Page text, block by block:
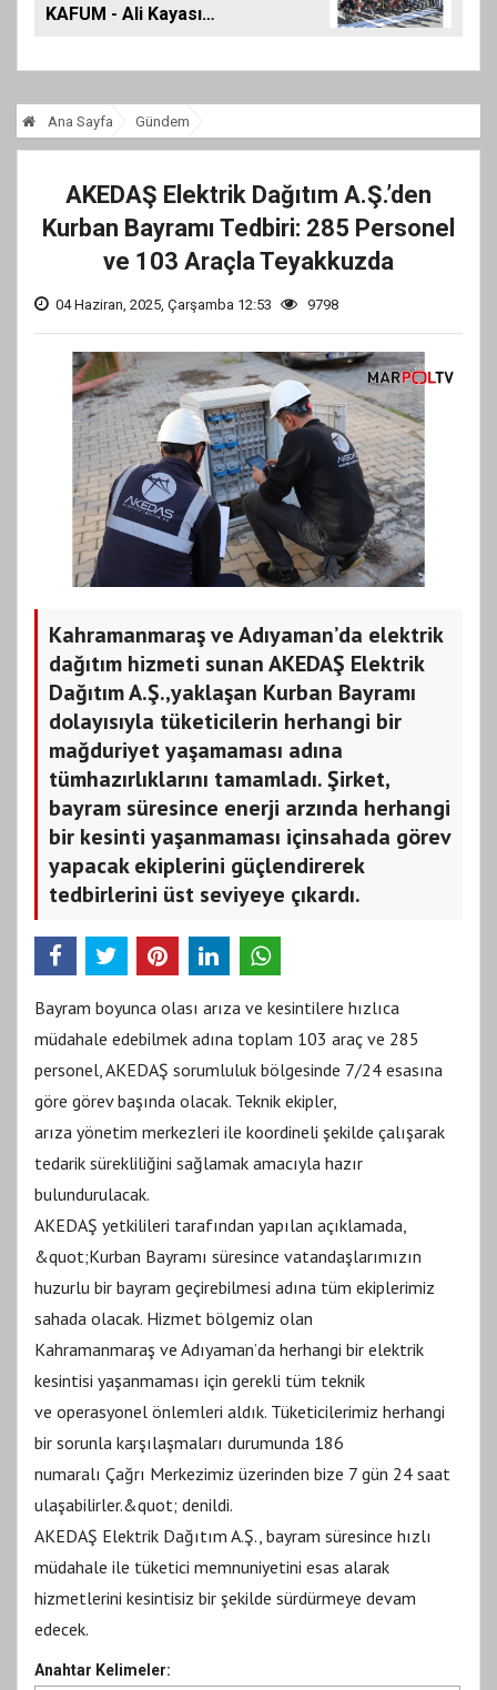
KAFUM - Ali Kayası
Ana Sayfa Gündem
AKEDAŞ Elektrik Dağıtım A.Ş.’den
Kurban Bayramı Tedbiri: 285 Personel
ve 103 Araçla Teyakkuzda
04 Haziran, 2025, Çarşamba 12:53 9798
Kahramanmaraş ve Adıyaman’da elektrik
dağıtım hizmeti sunan AKEDAŞ Elektrik
Dağıtım A.Ş.,yaklaşan Kurban Bayramı
dolayısıyla tüketicilerin herhangi bir
mağduriyet yaşamaması adına
tümhazırlıklarını tamamladı. Şirket,
bayram süresince enerji arzında herhangi
bir kesinti yaşanmaması içinsahada görev
yapacak ekiplerini güçlendirerek
tedbirlerini üst seviyeye çıkardı.
Bayram boyunca olası arıza ve kesintilere hızlıca
müdahale edebilmek adına toplam 103 araç ve 285
personel, AKEDAŞ sorumluluk bölgesinde 7/24 esasına
göre görev başında olacak. Teknik ekipler,
arıza yönetim merkezleri ile koordineli şekilde çalışarak
tedarik sürekliliğini sağlamak amacıyla hazır
bulundurulacak.
AKEDAŞ yetkilileri tarafından yapılan açıklamada,
&quot;Kurban Bayramı süresince vatandaşlarımızın
huzurlu bir bayram geçirebilmesi adına tüm ekiplerimiz
sahada olacak. Hizmet bölgemiz olan
Kahramanmaraş ve Adıyaman’da herhangi bir elektrik
kesintisi yaşanmaması için gerekli tüm teknik
ve operasyonel önlemleri aldık. Tüketicilerimiz herhangi
bir sorunla karşılaşmaları durumunda 186
numaralı Çağrı Merkezimiz üzerinden bize 7 gün 24 saat
ulaşabilirler.&quot; denildi.
AKEDAŞ Elektrik Dağıtım A.Ş., bayram süresince hızlı
müdahale ile tüketici memnuniyetini esas alarak
hizmetlerini kesintisiz bir şekilde sürdürmeye devam
edecek.
Anahtar Kelimeler: